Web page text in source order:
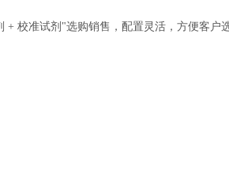
+ 校准试剂"选购销售，配置灵活，方便客